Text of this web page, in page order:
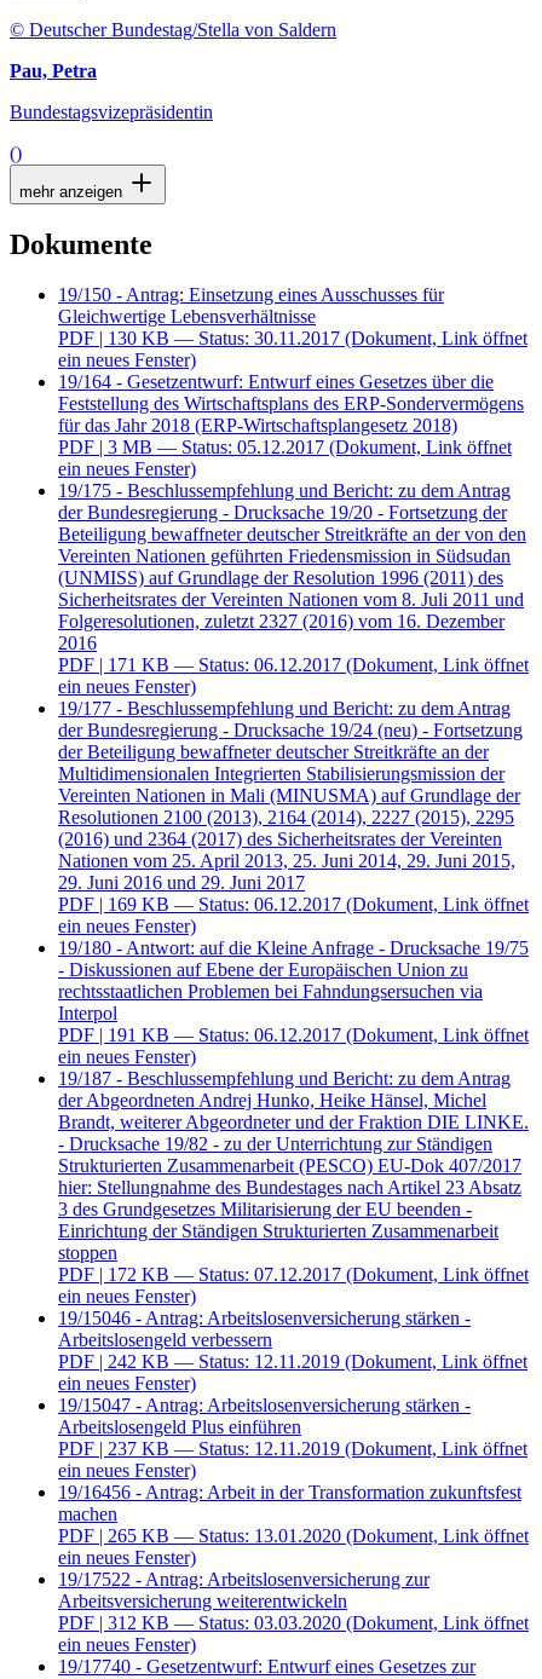
© Deutscher Bundestag/Stella von Saldern
Pau, Petra
Bundestagsvizepräsidentin
()
mehr anzeigen
Dokumente
19/150 - Antrag: Einsetzung eines Ausschusses für
Gleichwertige Lebensverhältnisse
PDF | 130 KB — Status: 30.11.2017 (Dokument, Link öffnet
ein neues Fenster)
19/164 - Gesetzentwurf: Entwurf eines Gesetzes über die
Feststellung des Wirtschaftsplans des ERP-Sondervermögens
für das Jahr 2018 (ERP-Wirtschaftsplangesetz 2018)
PDF | 3 MB — Status: 05.12.2017 (Dokument, Link öffnet
ein neues Fenster)
19/175 - Beschlussempfehlung und Bericht: zu dem Antrag
der Bundesregierung - Drucksache 19/20 - Fortsetzung der
Beteiligung bewaffneter deutscher Streitkräfte an der von den
Vereinten Nationen geführten Friedensmission in Südsudan
(UNMISS) auf Grundlage der Resolution 1996 (2011) des
Sicherheitsrates der Vereinten Nationen vom 8. Juli 2011 und
Folgeresolutionen, zuletzt 2327 (2016) vom 16. Dezember
2016
PDF | 171 KB — Status: 06.12.2017 (Dokument, Link öffnet
ein neues Fenster)
19/177 - Beschlussempfehlung und Bericht: zu dem Antrag
der Bundesregierung - Drucksache 19/24 (neu) - Fortsetzung
der Beteiligung bewaffneter deutscher Streitkräfte an der
Multidimensionalen Integrierten Stabilisierungsmission der
Vereinten Nationen in Mali (MINUSMA) auf Grundlage der
Resolutionen 2100 (2013), 2164 (2014), 2227 (2015), 2295
(2016) und 2364 (2017) des Sicherheitsrates der Vereinten
Nationen vom 25. April 2013, 25. Juni 2014, 29. Juni 2015,
29. Juni 2016 und 29. Juni 2017
PDF | 169 KB — Status: 06.12.2017 (Dokument, Link öffnet
ein neues Fenster)
19/180 - Antwort: auf die Kleine Anfrage - Drucksache 19/75
- Diskussionen auf Ebene der Europäischen Union zu
rechtsstaatlichen Problemen bei Fahndungsersuchen via
Interpol
PDF | 191 KB — Status: 06.12.2017 (Dokument, Link öffnet
ein neues Fenster)
19/187 - Beschlussempfehlung und Bericht: zu dem Antrag
der Abgeordneten Andrej Hunko, Heike Hänsel, Michel
Brandt, weiterer Abgeordneter und der Fraktion DIE LINKE.
- Drucksache 19/82 - zu der Unterrichtung zur Ständigen
Strukturierten Zusammenarbeit (PESCO) EU-Dok 407/2017
hier: Stellungnahme des Bundestages nach Artikel 23 Absatz
3 des Grundgesetzes Militarisierung der EU beenden -
Einrichtung der Ständigen Strukturierten Zusammenarbeit
stoppen
PDF | 172 KB — Status: 07.12.2017 (Dokument, Link öffnet
ein neues Fenster)
19/15046 - Antrag: Arbeitslosenversicherung stärken -
Arbeitslosengeld verbessern
PDF | 242 KB — Status: 12.11.2019 (Dokument, Link öffnet
ein neues Fenster)
19/15047 - Antrag: Arbeitslosenversicherung stärken -
Arbeitslosengeld Plus einführen
PDF | 237 KB — Status: 12.11.2019 (Dokument, Link öffnet
ein neues Fenster)
19/16456 - Antrag: Arbeit in der Transformation zukunftsfest
machen
PDF | 265 KB — Status: 13.01.2020 (Dokument, Link öffnet
ein neues Fenster)
19/17522 - Antrag: Arbeitslosenversicherung zur
Arbeitsversicherung weiterentwickeln
PDF | 312 KB — Status: 03.03.2020 (Dokument, Link öffnet
ein neues Fenster)
19/17740 - Gesetzentwurf: Entwurf eines Gesetzes zur